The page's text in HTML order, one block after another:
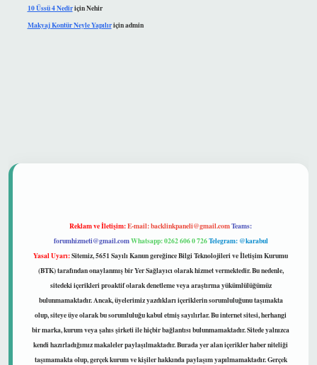
10 Üssü 4 NediriçinNehir
Makyaj Kontür Neyle Yapılıriçinadmin
Reklam ve İletişim:E-mail:backlinkpaneli@gmail.comTeams:
forumhizmeti@gmail.comWhatsapp: 0262 606 0 726Telegram: @karabul
Yasal Uyarı:Sitemiz, 5651 Sayılı Kanun gereğince Bilgi Teknolojileri ve İletişim Kurumu
(BTK) tarafından onaylanmış bir Yer Sağlayıcı olarak hizmet vermektedir. Bu nedenle,
sitedeki içerikleri proaktif olarak denetleme veya araştırma yükümlülüğümüz
bulunmamaktadır. Ancak, üyelerimiz yazdıkları içeriklerin sorumluluğunu taşımakta
olup, siteye üye olarak bu sorumluluğu kabul etmiş sayılırlar. Bu internet sitesi, herhangi
bir marka, kurum veya şahıs şirketi ile hiçbir bağlantısı bulunmamaktadır. Sitede yalnızca
kendi hazırladığımız makaleler paylaşılmaktadır. Burada yer alan içerikler haber niteliği
taşımamakta olup, gerçek kurum ve kişiler hakkında paylaşım yapılmamaktadır. Gerçek